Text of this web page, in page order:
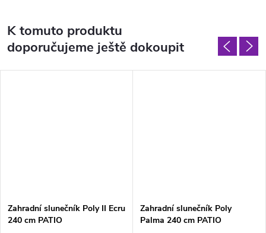
K tomuto produktu
doporučujeme ještě dokoupit
Zahradní slunečník Poly II Ecru
240 cm PATIO
Zahradní slunečník Poly
Palma 240 cm PATIO